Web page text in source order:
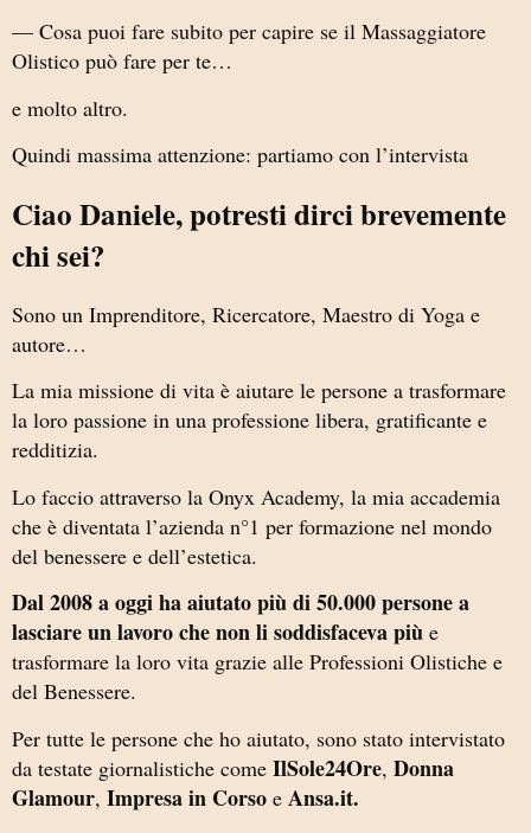
— Cosa puoi fare subito per capire se il Massaggiatore
Olistico può fare per te…
e molto altro.
Quindi massima attenzione: partiamo con l’intervista
Ciao Daniele, potresti dirci brevemente
chi sei?
Sono un Imprenditore, Ricercatore, Maestro di Yoga e
autore…
La mia missione di vita è aiutare le persone a trasformare
la loro passione in una professione libera, gratificante e
redditizia.
Lo faccio attraverso la Onyx Academy, la mia accademia
che è diventata l’azienda n°1 per formazione nel mondo
del benessere e dell’estetica.
Dal 2008 a oggi ha aiutato più di 50.000 persone a
lasciare un lavoro che non li soddisfaceva più e
trasformare la loro vita grazie alle Professioni Olistiche e
del Benessere.
Per tutte le persone che ho aiutato, sono stato intervistato
da testate giornalistiche come IlSole24Ore, Donna
Glamour, Impresa in Corso e Ansa.it.